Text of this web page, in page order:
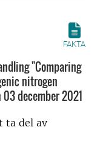
FAKTA
"Comparing
nitrogen
december 2021
ta del av